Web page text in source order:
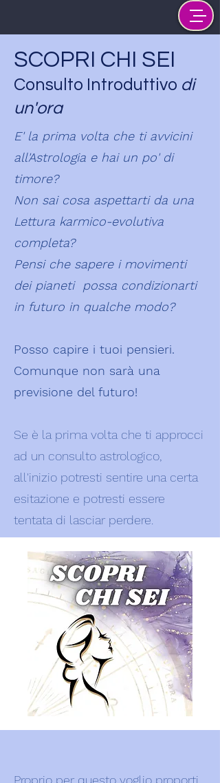
SCOPRI CHI SEI
Consulto Introduttivo di
un'ora
E' la prima volta che ti avvicini
all'Astrologia e hai un po' di
timore?
Non sai cosa aspettarti da una
Lettura karmico-evolutiva
completa?
Pensi che sapere i movimenti
dei pianeti possa condizionarti
in futuro in qualche modo?
Posso capire i tuoi pensieri.
Comunque non sarà una
previsione del futuro!
Se è la prima volta che ti approcci
ad un consulto astrologico,
all'inizio potresti sentire una certa
esitazione e potresti essere
tentata di lasciar perdere.
Proprio per questo voglio proporti